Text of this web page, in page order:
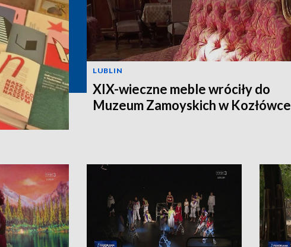
LUBLIN
XIX-wieczne meble wróciły do
Muzeum Zamoyskich w Kozłówce